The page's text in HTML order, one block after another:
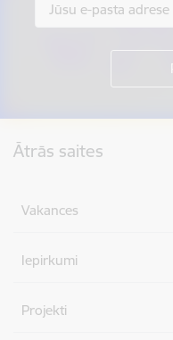
Ātrās saites
Vakances
Iepirkumi
Projekti